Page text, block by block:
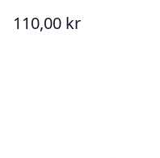
110,00 kr